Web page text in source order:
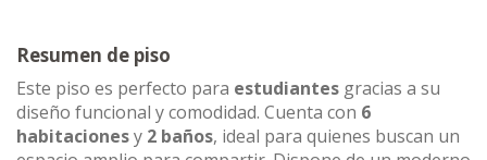
Resumen de piso
Este piso es perfecto para estudiantes gracias a su
diseño funcional y comodidad. Cuenta con 6
habitacionesy 2 baños, ideal para quienes buscan un